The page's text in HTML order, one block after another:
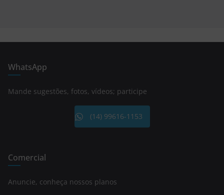
WhatsApp
Mande sugestões, fotos, vídeos; participe
(14) 99616-1153
Comercial
Anuncie, conheça nossos planos